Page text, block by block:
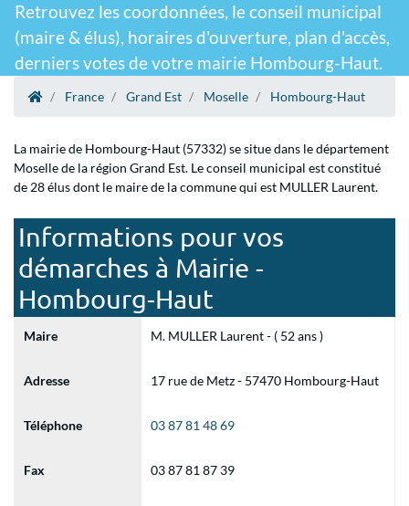
Retrouvez les coordonnées, le conseil municipal
(maire & élus), horaires d'ouverture, plan d'accès,
derniers votes de votre mairie Hombourg-Haut.
France Grand Est Moselle Hombourg-Haut
La mairie de Hombourg-Haut (57332) se situe dans le département
Moselle de la région Grand Est. Le conseil municipal est constitué
de 28 élus dont le maire de la commune qui est MULLER Laurent.
Informations pour vos
démarches à Mairie -
Hombourg-Haut
Maire M. MULLER Laurent - ( 52 ans )
Adresse 17 rue de Metz - 57470 Hombourg-Haut
Téléphone 03 87 81 48 69
Fax 03 87 81 87 39